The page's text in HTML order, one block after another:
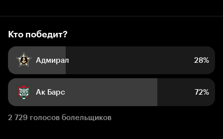
Кто победит?
Адмирал 28%
Ак Барс 72%
2 729 голосов болельщиков